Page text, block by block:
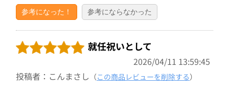
参考になった！ 参考にならなかった
就任祝いとして
2026/04/11 13:59:45
投稿者：こんまさし （この商品レビューを削除する）